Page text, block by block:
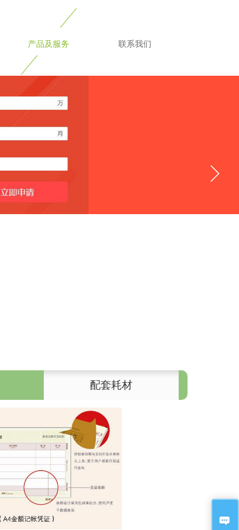
产品及服务 联系我们
配套耗材